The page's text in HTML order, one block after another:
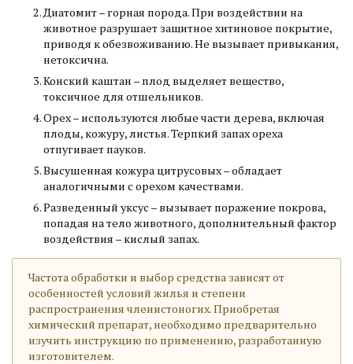
Диатомит – горная порода. При воздействии на
животное разрушает защитное хитиновое покрытие,
приводя к обезвоживанию. Не вызывает привыкания,
нетоксична.
Конский каштан – плод выделяет вещество,
токсичное для отшельников.
Орех – используются любые части дерева, включая
плоды, кожуру, листья. Терпкий запах ореха
отпугивает пауков.
Высушенная кожура цитрусовых – обладает
аналогичными с орехом качествами.
Разведенный уксус – вызывает поражение покрова,
попадая на тело животного, дополнительный фактор
воздействия – кислый запах.
Частота обработки и выбор средства зависят от
особенностей условий жилья и степени
распространения членистоногих. Приобретая
химический препарат, необходимо предварительно
изучить инструкцию по применению, разработанную
изготовителем.